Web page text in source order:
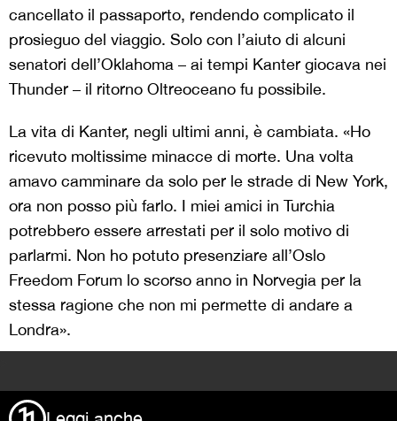
cancellato il passaporto, rendendo complicato il
prosieguo del viaggio. Solo con l’aiuto di alcuni
senatori dell’Oklahoma – ai tempi Kanter giocava nei
Thunder – il ritorno Oltreoceano fu possibile.
La vita di Kanter, negli ultimi anni, è cambiata. «Ho
ricevuto moltissime minacce di morte. Una volta
amavo camminare da solo per le strade di New York,
ora non posso più farlo. I miei amici in Turchia
potrebbero essere arrestati per il solo motivo di
parlarmi. Non ho potuto presenziare all’Oslo
Freedom Forum lo scorso anno in Norvegia per la
stessa ragione che non mi permette di andare a
Londra».